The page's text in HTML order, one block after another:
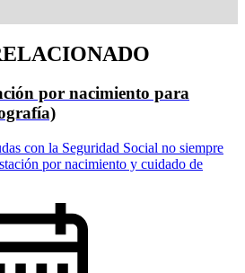
por nacimiento para
con la Seguridad Social no siempre
por nacimiento y cuidado de